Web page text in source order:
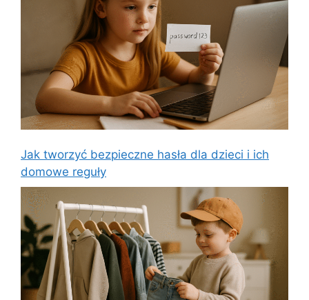
Jak tworzyć bezpieczne hasła dla dzieci i ich
domowe reguły